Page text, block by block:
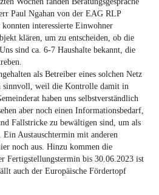
Paul Ngahan von der EAG RLP
interessierte Einwohner
klären, um zu entscheiden, ob die
sind ca. 6-7 Haushalte bekannt, die
als Betreiber eines solchen Netz
sinnvoll, weil die Kontrolle damit in
haben uns selbstverständlich
aber noch einen Informationsbedarf,
Fallstricke zu bewältigen sind, um als
Ein Austauschtermin mit anderen
noch aus. Hinzu kommen die
Fertigstellungstermin bis 30.06.2023 ist
auch der Europäische Fördertopf